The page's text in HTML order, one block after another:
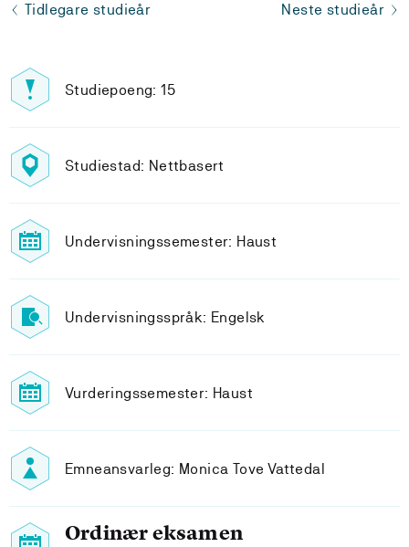
Tidlegare studieår Neste studieår
Studiepoeng: 15
Studiestad: Nettbasert
Undervisningssemester: Haust
Undervisningsspråk: Engelsk
Vurderingssemester: Haust
Emneansvarleg: Monica Tove Vattedal
Ordinær eksamen